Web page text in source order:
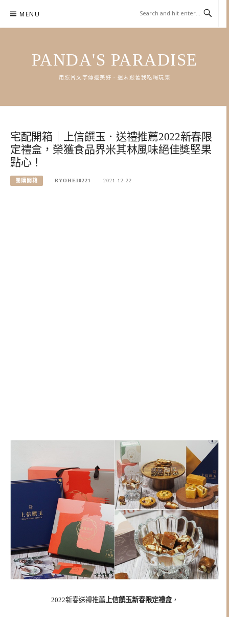
content
MENU
PANDA'S PARADISE
用照片文字傳遞美好．週末跟著我吃喝玩樂
宅配開箱｜上信饌玉．送禮推薦2022新春限
定禮盒，榮獲食品界米其林風味絕佳獎堅果
點心！
團購開箱 RYOHEI0221 2021-12-22
2022新春送禮推薦上信饌玉新春限定禮盒，